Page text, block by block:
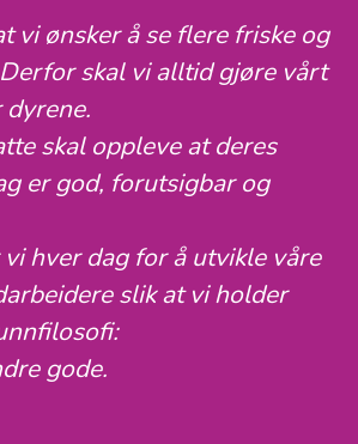
vi ønsker å se flere friske og
skal vi alltid gjøre vårt
skal oppleve at deres
er god, forutsigbar og
hver dag for å utvikle våre
slik at vi holder
gode.